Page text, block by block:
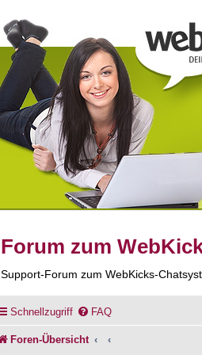
Forum zum
Support-Forum zum WebKicks-
Schnellzugriff FAQ
Foren-Übersicht